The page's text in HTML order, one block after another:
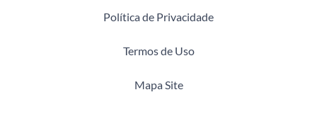
Política de Privacidade
Termos de Uso
Mapa Site